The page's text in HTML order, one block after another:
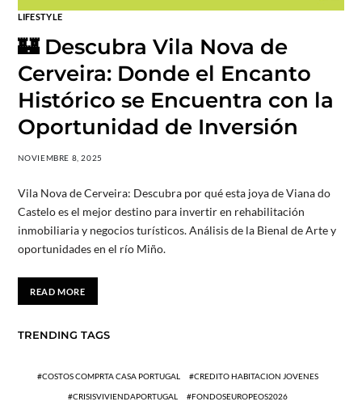
LIFESTYLE
🏰 Descubra Vila Nova de
Cerveira: Donde el Encanto
Histórico se Encuentra con la
Oportunidad de Inversión
NOVIEMBRE 8, 2025
Vila Nova de Cerveira: Descubra por qué esta joya de Viana do
Castelo es el mejor destino para invertir en rehabilitación
inmobiliaria y negocios turísticos. Análisis de la Bienal de Arte y
oportunidades en el río Miño.
READ MORE
TRENDING TAGS
COSTOS COMPRTA CASA PORTUGAL CREDITO HABITACION JOVENES
CRISISVIVIENDAPORTUGAL FONDOSEUROPEOS2026